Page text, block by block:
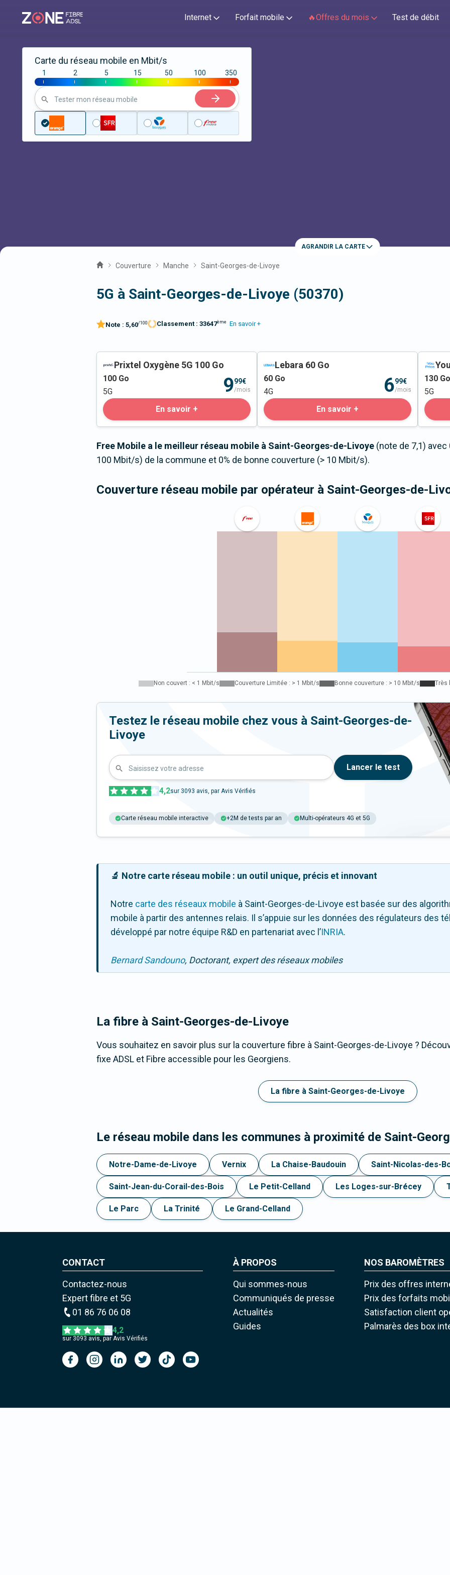
Internet Forfait mobile 🔥Offres du mois Test de débit
Carte du réseau mobile en Mbit/s
|
1
|
2
|
5
|
15
|
50
|
100
|
350
Tester mon réseau mobile
AGRANDIR LA CARTE
Couverture Manche Saint-Georges-de-Livoye
5G à Saint-Georges-de-Livoye (50370)
Note : 5,60/100 Classement : 33647ème En savoir +
Prixtel Oxygène 5G 100 Go
100 Go
5G
999€
/mois
En savoir +
Lebara 60 Go
60 Go
4G
699€
/mois
En savoir +
130 Go
5G
Free Mobile a le meilleur réseau mobile à Saint-Georges-de-Livoye (note de 7,1)
100 Mbit/s) de la commune et 0% de bonne couverture (> 10 Mbit/s).
Couverture réseau mobile par opérateur à Saint-Georges-de-
Non couvert : < 1 Mbit/s Couverture Limitée : > 1 Mbit/s Bonne couverture : > 10 Mbit/s Très
Testez le réseau mobile chez vous à Saint-Georges-de-
Livoye
Saisissez votre adresse Lancer le test
4,2sur 3093 avis, par Avis Vérifiés
Carte réseau mobile interactive +2M de tests par an Multi-opérateurs 4G et 5G
🔬 Notre carte réseau mobile : un outil unique, précis et innovant
Notre carte des réseaux mobile à Saint-Georges-de-Livoye est basée sur des
mobile à partir des antennes relais. Il s’appuie sur les données des régulateurs des
développé par notre équipe R&D en partenariat avec l ’INRIA.
Bernard Sandouno, Doctorant, expert des réseaux mobiles
La fibre à Saint-Georges-de-Livoye
Vous souhaitez en savoir plus sur la couverture fibre à Saint-Georges-de-Livoye ?
fixe ADSL et Fibre accessible pour les Georgiens.
La fibre à Saint-Georges-de-Livoye
Le réseau mobile dans les communes à proximité de Saint-
Notre-Dame-de-Livoye Vernix La Chaise-Baudouin Saint-Nicolas-des-
Saint-Jean-du-Corail-des-Bois Le Petit-Celland Les Loges-sur-Brécey
Le Parc La Trinité Le Grand-Celland
CONTACT
Contactez-nous
Expert fibre et 5G
01 86 76 06 08
4,2
sur 3093 avis, par Avis Vérifiés
À PROPOS
Qui sommes-nous
Communiqués de presse
Actualités
Guides
NOS BAROMÈTRES
Prix des offres
Prix des forfaits
Satisfaction client
Palmarès des box